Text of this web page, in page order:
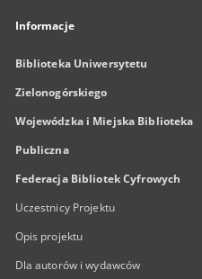
Informacje
Biblioteka Uniwersytetu
Zielonogórskiego
Wojewódzka i Miejska Biblioteka
Publiczna
Federacja Bibliotek Cyfrowych
Uczestnicy Projektu
Opis projektu
Dla autorów i wydawców